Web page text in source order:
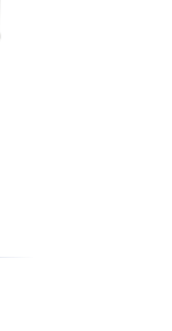
professionelle
Farbmittel für